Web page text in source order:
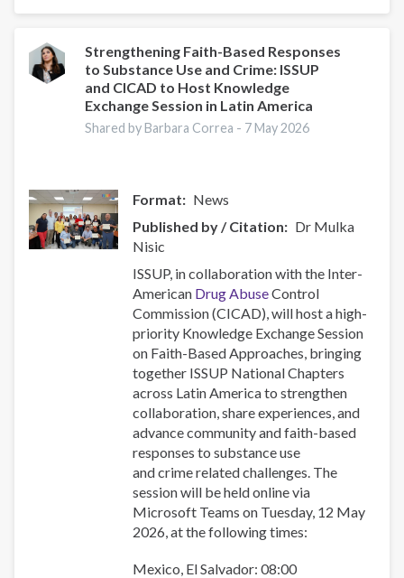
CICAD
una
sesión
de
intercambio
de
América
Latina
para
fortalecer
colaboración
regional
respuestas
basadas
Strengthening Faith-Based Responses
to Substance Use and Crime: ISSUP
and CICAD to Host Knowledge
Exchange Session in Latin America
Shared by Barbara Correa - 7 May 2026
Format
News
Published by / Citation
Dr Mulka
Nisic
ISSUP, in collaboration with the Inter-
American Drug AbuseControl
Commission (CICAD), will host a high-
priority Knowledge Exchange Session
on Faith-Based Approaches, bringing
together ISSUP National Chapters
across Latin America to strengthen
collaboration, share experiences, and
advance community and faith-based
responses to substance use
and crime related challenges. The
session will be held online via
Microsoft Teams on Tuesday, 12 May
2026, at the following times:
Mexico, El Salvador: 08:00